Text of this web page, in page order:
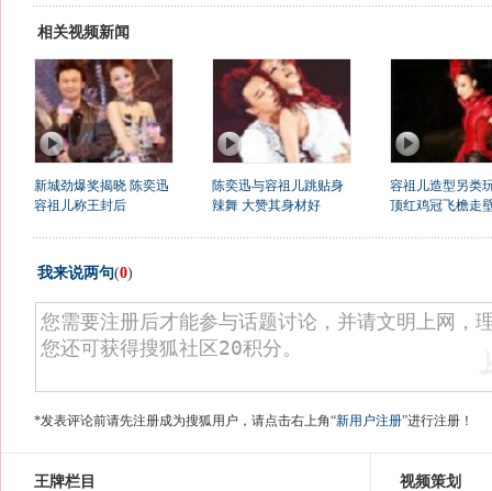
相关视频新闻
新城劲爆奖揭晓 陈奕迅
容祖儿称王封后
陈奕迅与容祖儿跳贴身
辣舞 大赞其身材好
容祖儿造型另类
顶红鸡冠飞檐走
我来说两句(0)
*发表评论前请先注册成为搜狐用户，请点击右上角“新用户注册”进行注册！
王牌栏目 视频策划